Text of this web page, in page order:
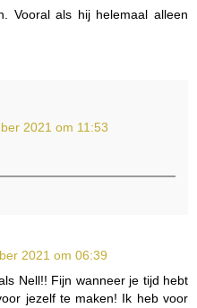
Vooral als hij helemaal alleen
2021 om 11:53
2021 om 06:39
Nell!! Fijn wanneer je tijd hebt
jezelf te maken! Ik heb voor